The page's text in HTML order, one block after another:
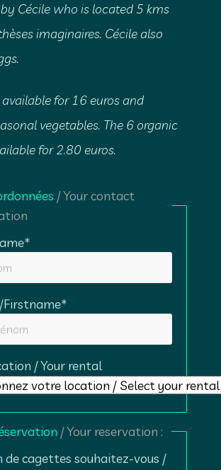
Cécile who is located 5 kms
imaginaires. Cécile also
available for 16 euros and
vegetables. The 6 organic
for 2.80 euros.
/ Your contact
Firstname*
/ Your rental
/ Your reservation :
de cagettes souhaitez-vous /